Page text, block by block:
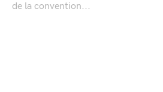
de la convention...